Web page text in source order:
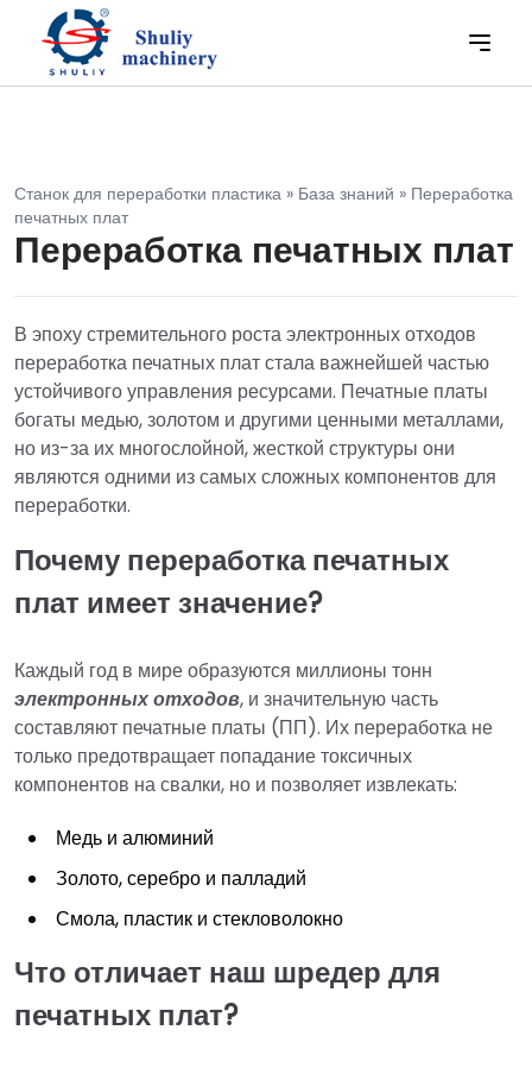
Станок для переработки пластика » База знаний » Переработка
печатных плат
Переработка печатных плат
В эпоху стремительного роста электронных отходов
переработка печатных плат стала важнейшей частью
устойчивого управления ресурсами. Печатные платы
богаты медью, золотом и другими ценными металлами,
но из-за их многослойной, жесткой структуры они
являются одними из самых сложных компонентов для
переработки.
Почему переработка печатных
плат имеет значение?
Каждый год в мире образуются миллионы тонн
электронных отходов, и значительную часть
составляют печатные платы (ПП). Их переработка не
только предотвращает попадание токсичных
компонентов на свалки, но и позволяет извлекать:
Медь и алюминий
Золото, серебро и палладий
Смола, пластик и стекловолокно
Что отличает наш шредер для
печатных плат?